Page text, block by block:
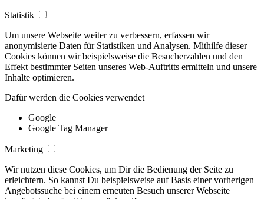
Statistik
Um unsere Webseite weiter zu verbessern, erfassen wir
anonymisierte Daten für Statistiken und Analysen. Mithilfe dieser
Cookies können wir beispielsweise die Besucherzahlen und den
Effekt bestimmter Seiten unseres Web-Auftritts ermitteln und unsere
Inhalte optimieren.
Dafür werden die Cookies verwendet
Google
Google Tag Manager
Marketing
Wir nutzen diese Cookies, um Dir die Bedienung der Seite zu
erleichtern. So kannst Du beispielsweise auf Basis einer vorherigen
Angebotssuche bei einem erneuten Besuch unserer Webseite